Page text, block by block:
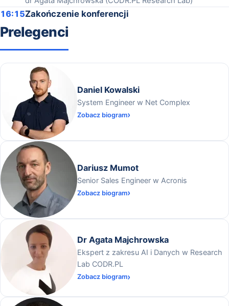
16:15Zakończenie konferencji
Prelegenci
Daniel Kowalski
System Engineer w Net Complex
Zobacz biogram
Dariusz Mumot
Senior Sales Engineer w Acronis
Zobacz biogram
Dr Agata Majchrowska
Ekspert z zakresu AI i Danych w Research
Lab CODR.PL
Zobacz biogram